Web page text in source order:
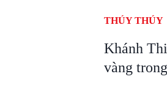
THÚY THÚY
Khánh
vàng